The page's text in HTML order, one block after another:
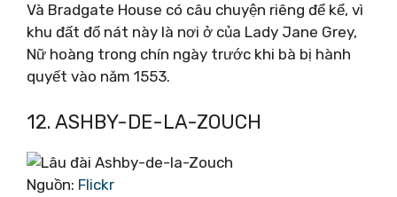
Và Bradgate House có câu chuyện riêng để kể, vì
khu đất đổ nát này là nơi ở của Lady Jane Grey,
Nữ hoàng trong chín ngày trước khi bà bị hành
quyết vào năm 1553.
12. ASHBY-DE-LA-ZOUCH
Nguồn: Flickr